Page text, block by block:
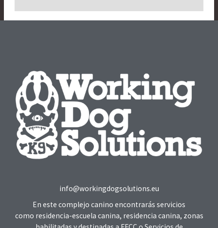
info@workingdogsolutions.eu
En este complejo canino encontrarás servicios
como residencia-escuela canina, residencia canina, zonas